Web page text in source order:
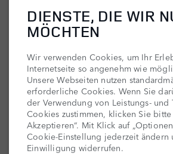
DIENSTE, DIE WIR
MÖCHTEN
Wir verwenden Cookies, um Ihr
Internetseite so angenehm wie
Unsere Webseiten nutzen
erforderliche Cookies. Wenn Sie
der Verwendung von Leistungs- und
Cookies zustimmen, klicken Sie
Akzeptieren“. Mit Klick auf
Cookie-Einstellung jederzeit
Einwilligung widerrufen.